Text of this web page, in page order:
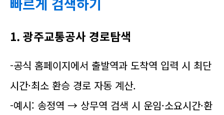
1. 광주교통공사 경로탐색
-공식 홈페이지에서 출발역과 도착역 입력 시 최단
시간·최소 환승 경로 자동 계산.
-예시: 송정역 → 상무역 검색 시 운임·소요시간·환